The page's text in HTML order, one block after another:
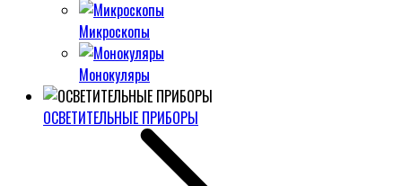
Микроскопы
Монокуляры
ОСВЕТИТЕЛЬНЫЕ ПРИБОРЫ